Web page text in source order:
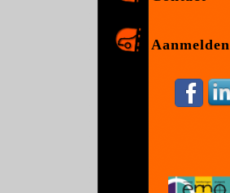
Aanmelden